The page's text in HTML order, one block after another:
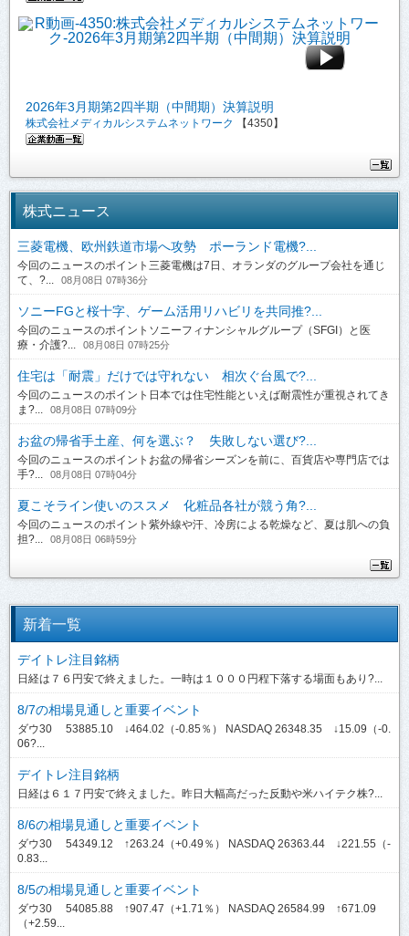
2026年3月期第2四半期（中間期）決算説明
株式会社メディカルシステムネットワーク 【4350】
株式ニュース
三菱電機、欧州鉄道市場へ攻勢 ポーランド電機?...
今回のニュースのポイント三菱電機は7日、オランダのグループ会社を通じ
て、?...
08月08日 07時36分
ソニーFGと桜十字、ゲーム活用リハビリを共同推?...
今回のニュースのポイントソニーフィナンシャルグループ（SFGI）と医
療・介護?...
08月08日 07時25分
住宅は「耐震」だけでは守れない 相次ぐ台風で?...
今回のニュースのポイント日本では住宅性能といえば耐震性が重視されてき
ま?...
08月08日 07時09分
お盆の帰省手土産、何を選ぶ？ 失敗しない選び?...
今回のニュースのポイントお盆の帰省シーズンを前に、百貨店や専門店では
手?...
08月08日 07時04分
夏こそライン使いのススメ 化粧品各社が競う角?...
今回のニュースのポイント紫外線や汗、冷房による乾燥など、夏は肌への負
担?...
08月08日 06時59分
新着一覧
デイトレ注目銘柄
日経は７６円安で終えました。一時は１０００円程下落する場面もあり?...
8/7の相場見通しと重要イベント
ダウ30 53885.10 ↓464.02（-0.85％） NASDAQ 26348.35 ↓15.09（-0.
06?...
デイトレ注目銘柄
日経は６１７円安で終えました。昨日大幅高だった反動や米ハイテク株?...
8/6の相場見通しと重要イベント
ダウ30 54349.12 ↑263.24（+0.49％） NASDAQ 26363.44 ↓221.55（-
0.83...
8/5の相場見通しと重要イベント
ダウ30 54085.88 ↑907.47（+1.71％） NASDAQ 26584.99 ↑671.09
（+2.59...